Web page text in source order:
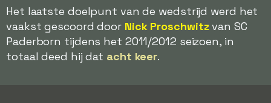
Het laatste doelpunt van de wedstrijd werd het
vaakst gescoord door Nick Proschwitzvan SC
Paderborn tijdens het 2011/2012 seizoen, in
totaal deed hij dat acht keer.